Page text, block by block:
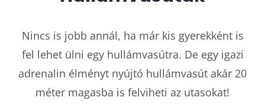
Nincs is jobb annál, ha már kis gyerekként is
fel lehet ülni egy hullámvasútra. De egy igazi
adrenalin élményt nyújtó hullámvasút akár 20
méter magasba is felviheti az utasokat!